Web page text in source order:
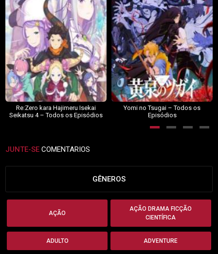
Re:Zero kara Hajimeru Isekai
Seikatsu 4 – Todos os Episódios
Yomi no Tsugai – Todos os
Episódios
JUNTE-SE COMENTARIOS
GÊNEROS
AÇÃO
AÇÃO DRAMA FICÇÃO
CIENTÍFICA
ADULTO ADVENTURE